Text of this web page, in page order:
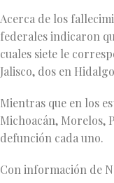
Acerca de los
federales indicaron
cuales siete le
Jalisco, dos en
Mientras que en los
Michoacán, Morelos,
defunción cada uno.
Con información de